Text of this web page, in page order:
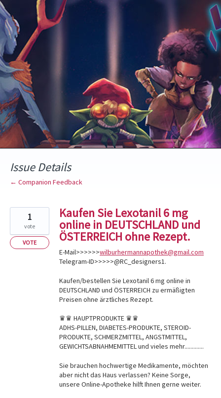
Skip
to
content
Issue Details
← Companion Feedback
Kaufen Sie Lexotanil 6 mg
online in DEUTSCHLAND und
ÖSTERREICH ohne Rezept.
E-Mail>>>>>>wilburhermannapothek@gmail.com
Telegram-ID>>>>>@RC_designers1.
Kaufen/bestellen Sie Lexotanil 6 mg online in
DEUTSCHLAND und ÖSTERREICH zu ermäßigten
Preisen ohne ärztliches Rezept.
♛♛ HAUPTPRODUKTE ♛♛
ADHS-PILLEN, DIABETES-PRODUKTE, STEROID-
PRODUKTE, SCHMERZMITTEL, ANGSTMITTEL,
GEWICHTSABNAHMEMITTEL und vieles mehr.............
Sie brauchen hochwertige Medikamente, möchten
aber nicht das Haus verlassen? Keine Sorge,
unsere Online-Apotheke hilft Ihnen gerne weiter.
1
vote
VOTE